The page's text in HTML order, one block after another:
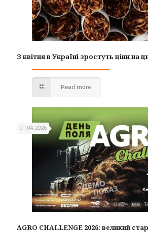
З квітня в Україні зростуть ціни на
Read more
01.04.2026
AGRO CHALLENGE 2026: великий